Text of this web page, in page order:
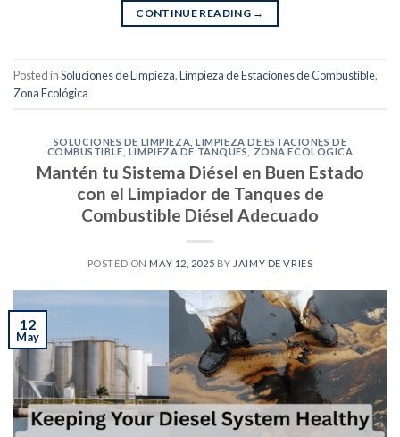
CONTINUE READING →
Posted inSoluciones de Limpieza,Limpieza de Estaciones de Combustible,
Zona Ecológica
SOLUCIONES DE LIMPIEZA ,LIMPIEZA DE ESTACIONES DE
COMBUSTIBLE LIMPIEZA DE TANQUES ZONA ECOLÓGICA
Mantén tu Sistema Diésel en Buen Estado
con el Limpiador de Tanques de
Combustible Diésel Adecuado
POSTED ON MAY 12, 2025 BY JAIMY DE VRIES
12
May